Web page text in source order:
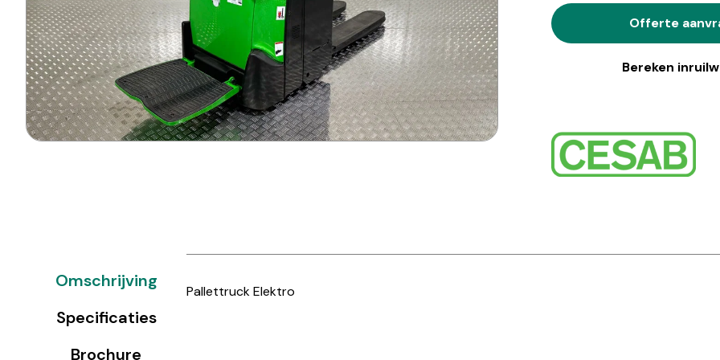
Offerte
Bereken
Omschrijving
Specificaties
Brochure
Pallettruck Elektro